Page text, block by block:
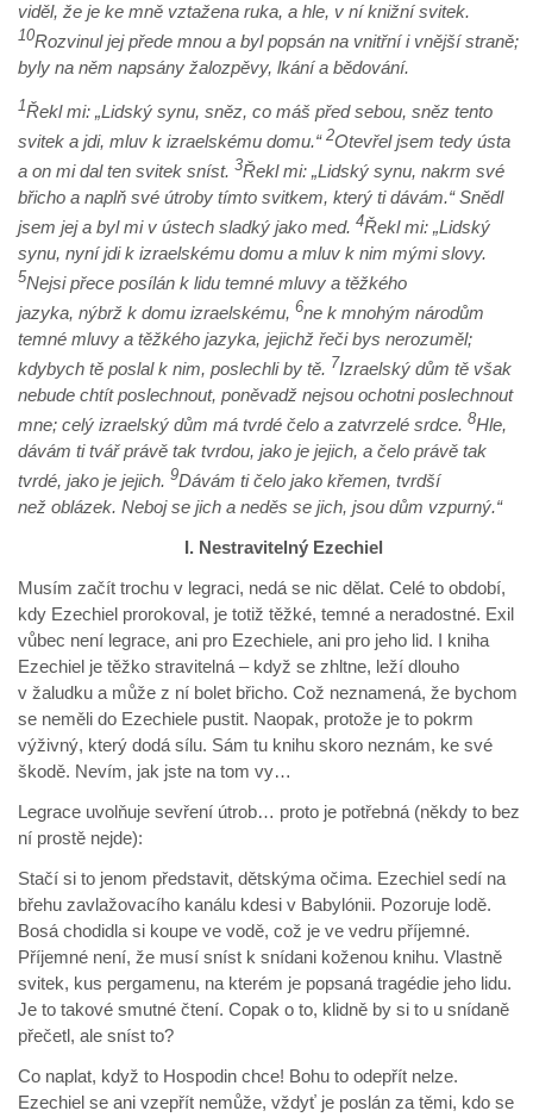
viděl, že je ke mně vztažena ruka, a hle, v ní knižní svitek.
10Rozvinul jej přede mnou a byl popsán na vnitřní i vnější straně;
byly na něm napsány žalozpěvy, lkání a bědování.
1Řekl mi: „Lidský synu, sněz, co máš před sebou, sněz tento
svitek a jdi, mluv k izraelskému domu.“ 2Otevřel jsem tedy ústa
a on mi dal ten svitek sníst. 3Řekl mi: „Lidský synu, nakrm své
břicho a naplň své útroby tímto svitkem, který ti dávám.“ Snědl
jsem jej a byl mi v ústech sladký jako med. 4Řekl mi: „Lidský
synu, nyní jdi k izraelskému domu a mluv k nim mými slovy.
5Nejsi přece posílán k lidu temné mluvy a těžkého
jazyka, nýbrž k domu izraelskému, 6ne k mnohým národům
temné mluvy a těžkého jazyka, jejichž řeči bys nerozuměl;
kdybych tě poslal k nim, poslechli by tě. 7Izraelský dům tě však
nebude chtít poslechnout, poněvadž nejsou ochotni poslechnout
mne; celý izraelský dům má tvrdé čelo a zatvrzelé srdce. 8Hle,
dávám ti tvář právě tak tvrdou, jako je jejich, a čelo právě tak
tvrdé, jako je jejich. 9Dávám ti čelo jako křemen, tvrdší
než oblázek. Neboj se jich a neděs se jich, jsou dům vzpurný.“
I. Nestravitelný Ezechiel
Musím začít trochu v legraci, nedá se nic dělat. Celé to období,
kdy Ezechiel prorokoval, je totiž těžké, temné a neradostné. Exil
vůbec není legrace, ani pro Ezechiele, ani pro jeho lid. I kniha
Ezechiel je těžko stravitelná – když se zhltne, leží dlouho
v žaludku a může z ní bolet břicho. Což neznamená, že bychom
se neměli do Ezechiele pustit. Naopak, protože je to pokrm
výživný, který dodá sílu. Sám tu knihu skoro neznám, ke své
škodě. Nevím, jak jste na tom vy…
Legrace uvolňuje sevření útrob… proto je potřebná (někdy to bez
ní prostě nejde):
Stačí si to jenom představit, dětskýma očima. Ezechiel sedí na
břehu zavlažovacího kanálu kdesi v Babylónii. Pozoruje lodě.
Bosá chodidla si koupe ve vodě, což je ve vedru příjemné.
Příjemné není, že musí sníst k snídani koženou knihu. Vlastně
svitek, kus pergamenu, na kterém je popsaná tragédie jeho lidu.
Je to takové smutné čtení. Copak o to, klidně by si to u snídaně
přečetl, ale sníst to?
Co naplat, když to Hospodin chce! Bohu to odepřít nelze.
Ezechiel se ani vzepřít nemůže, vždyť je poslán za těmi, kdo se